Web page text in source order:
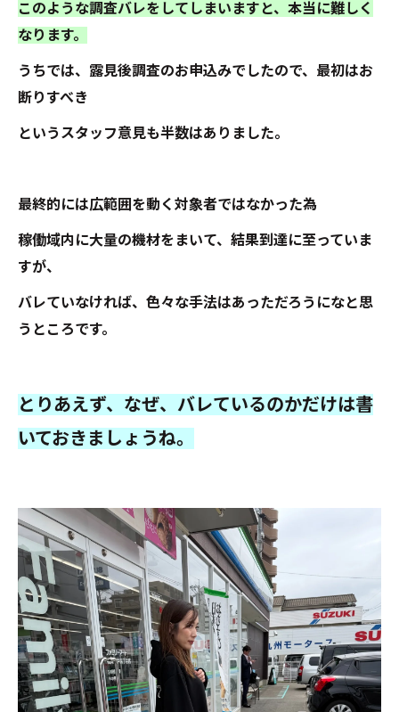
このような調査バレをしてしまいますと、本当に難しく
なります。
うちでは、露見後調査のお申込みでしたので、最初はお
断りすべき
というスタッフ意見も半数はありました。
最終的には広範囲を動く対象者ではなかった為
稼働域内に大量の機材をまいて、結果到達に至っていま
すが、
バレていなければ、色々な手法はあっただろうになと思
うところです。
とりあえず、なぜ、バレているのかだけは書
いておきましょうね。